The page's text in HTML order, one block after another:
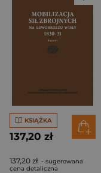
KSIĄŻKA
137,20 zł
137,20 zł - sugerowana
cena detaliczna